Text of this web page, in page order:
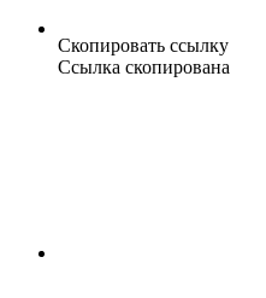
Скопировать ссылку
Ссылка скопирована